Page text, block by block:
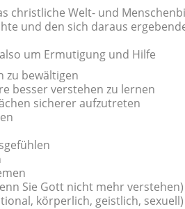
christliche Welt- und
und den sich daraus
um Ermutigung und Hilfe
zu bewältigen
besser verstehen zu lernen
sicherer aufzutreten
Sie Gott nicht mehr verstehen)
körperlich, geistlich, sexuell)